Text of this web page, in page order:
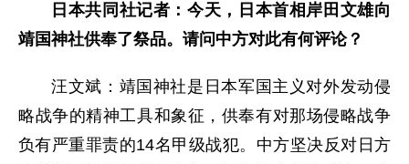
日本共同社记者：今天，日本首相岸田文雄向
靖国神社供奉了祭品。请问中方对此有何评论？
汪文斌：靖国神社是日本军国主义对外发动侵
略战争的精神工具和象征，供奉有对那场侵略战争
负有严重罪责的14名甲级战犯。中方坚决反对日方